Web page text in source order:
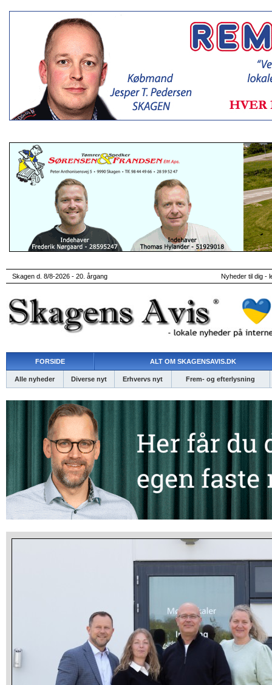
Skagen d. 8/8-2026 - 20. årgang Nyheder til dig -
FORSIDE ALT OM SKAGENSAVIS.DK
Alle nyheder Diverse nyt Erhvervs nyt Frem- og efterlysning